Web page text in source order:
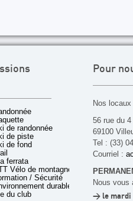
de randonnée
de piste
de fond
ferrata
Vélo de montagne
/ Sécurité
durable
du club
Pour
Nos
56 rue du
69100
Tel : (33)
Courriel :
Nous vous
> le mardi